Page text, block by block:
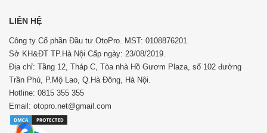
LIÊN HỆ
Công ty Cổ phần Đầu tư OtoPro. MST: 0108876201.
Sở KH&ĐT TP.Hà Nội Cấp ngày: 23/08/2019.
Địa chỉ: Tầng 12, Tháp C, Tòa nhà Hồ Gươm Plaza, số 102 đường
Trần Phú, P.Mộ Lao, Q.Hà Đông, Hà Nội.
Hotline: 0815 355 355
Email: otopro.net@gmail.com